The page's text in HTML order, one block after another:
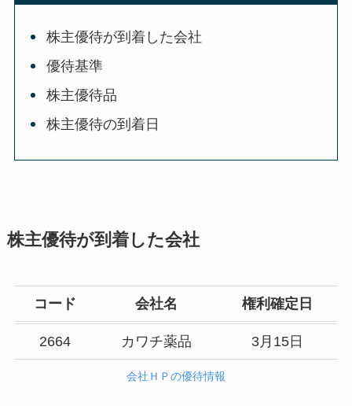
株主優待が到着した会社
優待基準
株主優待品
株主優待の到着日
株主優待が到着した会社
コード 会社名 権利確定日
2664 カワチ薬品 3月15日
会社ＨＰの優待情報